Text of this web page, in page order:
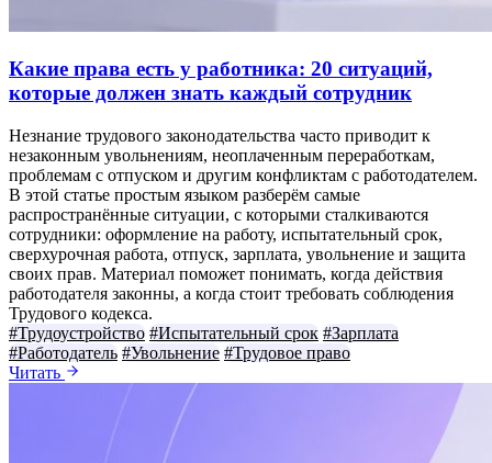
Какие права есть у работника: 20 ситуаций,
которые должен знать каждый сотрудник
Незнание трудового законодательства часто приводит к
незаконным увольнениям, неоплаченным переработкам,
проблемам с отпуском и другим конфликтам с работодателем.
В этой статье простым языком разберём самые
распространённые ситуации, с которыми сталкиваются
сотрудники: оформление на работу, испытательный срок,
сверхурочная работа, отпуск, зарплата, увольнение и защита
своих прав. Материал поможет понимать, когда действия
работодателя законны, а когда стоит требовать соблюдения
Трудового кодекса.
#Трудоустройство #Испытательный срок #Зарплата
#Работодатель #Увольнение #Трудовое право
Читать